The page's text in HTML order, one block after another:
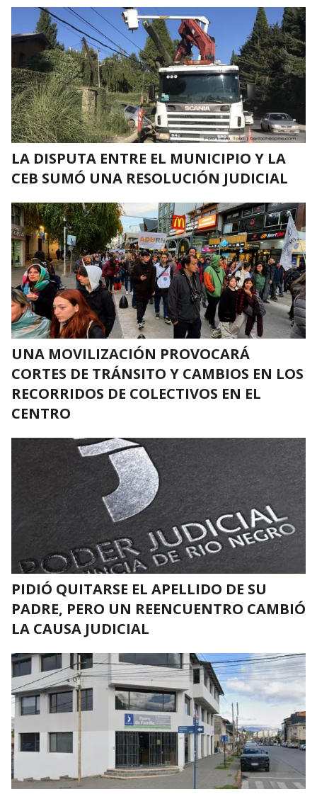
LA DISPUTA ENTRE EL MUNICIPIO Y LA
CEB SUMÓ UNA RESOLUCIÓN JUDICIAL
UNA MOVILIZACIÓN PROVOCARÁ
CORTES DE TRÁNSITO Y CAMBIOS EN LOS
RECORRIDOS DE COLECTIVOS EN EL
CENTRO
PIDIÓ QUITARSE EL APELLIDO DE SU
PADRE, PERO UN REENCUENTRO CAMBIÓ
LA CAUSA JUDICIAL